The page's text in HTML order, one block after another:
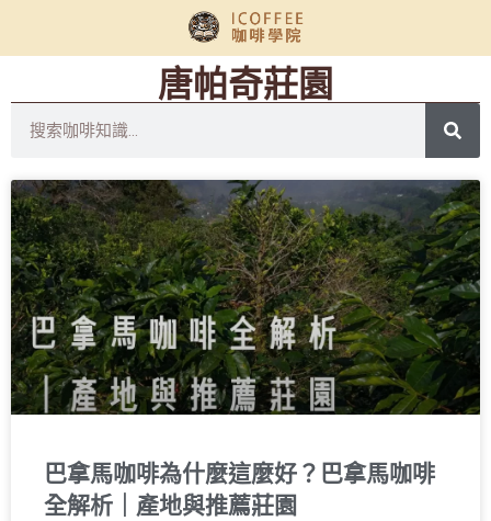
唐帕奇莊園
巴拿馬咖啡為什麼這麼好？巴拿馬咖啡
全解析｜產地與推薦莊園